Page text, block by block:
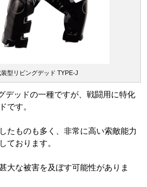
型リビングデッド TYPE-J
デッドの一種ですが、戦闘用に特化
です。
たものも多く、非常に高い索敵能力
ております。
大な被害を及ぼす可能性がありま